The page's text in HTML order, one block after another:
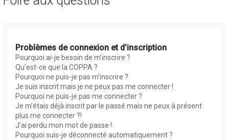
Problèmes de connexion et d’inscription
Pourquoi ai-je besoin de m’inscrire ?
Qu’est-ce que la COPPA ?
Pourquoi ne puis-je pas m’inscrire ?
Je suis inscrit mais je ne peux pas me connecter !
Pourquoi ne puis-je pas me connecter ?
Je m’étais déjà inscrit par le passé mais ne peux à présent
plus me connecter ?!
J’ai perdu mon mot de passe !
Pourquoi suis-je déconnecté automatiquement ?